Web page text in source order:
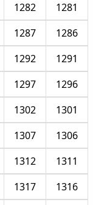
1281
1282
1286
1287
1291
1292
1296
1297
1301
1302
1306
1307
1311
1312
1316
1317